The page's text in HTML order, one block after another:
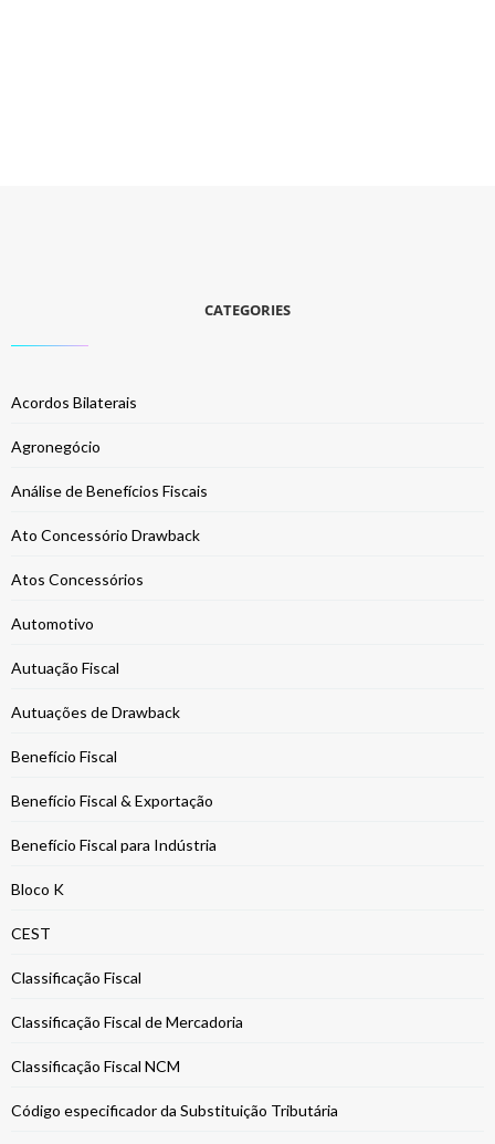
CATEGORIES
Acordos Bilaterais
Agronegócio
Análise de Benefícios Fiscais
Ato Concessório Drawback
Atos Concessórios
Automotivo
Autuação Fiscal
Autuações de Drawback
Benefício Fiscal
Benefício Fiscal & Exportação
Benefício Fiscal para Indústria
Bloco K
CEST
Classificação Fiscal
Classificação Fiscal de Mercadoria
Classificação Fiscal NCM
Código especificador da Substituição Tributária